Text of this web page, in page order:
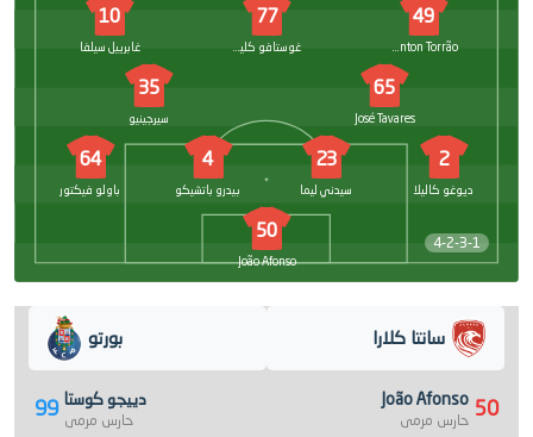
4-2-3-1
49
Welinton Torrão
77
غوستافو كليسمهان
10
غابرييل سيلفا
65
José Tavares
35
سيرجينيو
2
ديوغو كاليلا
23
سيدني ليما
4
بيدرو باتشيكو
64
باولو فيكتور
50
João Afonso
بورتو
99 دييجو كوستا
حارس مرمى
سانتا كلارا
50
João Afonso
حارس مرمى